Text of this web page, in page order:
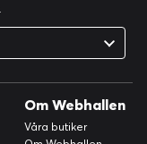
Om Webhallen
Våra butiker